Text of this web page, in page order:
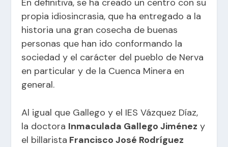
propia idiosincrasia, que ha entregado a la
historia una gran cosecha de buenas
personas que han ido conformando la
sociedad y el carácter del pueblo de Nerva
en particular y de la Cuenca Minera en
general.
Al igual que Gallego y el IES Vázquez Díaz,
la doctora Inmaculada Gallego Jiménez y
el billarista Francisco José Rodríguez